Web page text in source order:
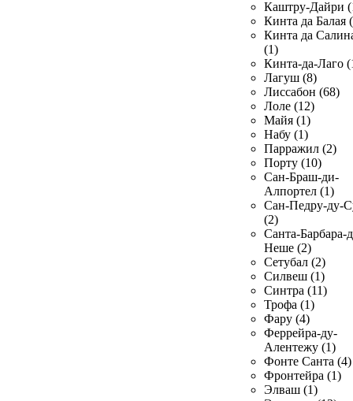
Каштру-Дайри
Кинта да Балая
Кинта да
(1)
Кинта-да-Лаго
Лагуш (8)
Лиссабон (68)
Лоле (12)
Майя (1)
Набу (1)
Парражил (2)
Порту (10)
Сан-Браш-ди-
Алпортел (1)
Сан-Педру-ду-
(2)
Санта-Барбара-
Неше (2)
Сетубал (2)
Силвеш (1)
Синтра (11)
Трофа (1)
Фару (4)
Феррейра-ду-
Алентежу (1)
Фонте Санта (4)
Фронтейра (1)
Элваш (1)